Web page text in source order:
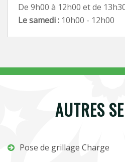
De 9h00 à 12h00 et de
Le samedi : 10h00 - 12h00
AUTRES
Pose de grillage Charge